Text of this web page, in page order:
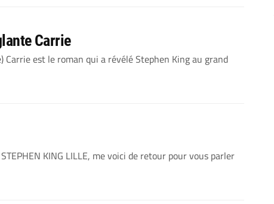
Carrie
Carrie est le roman qui a révélé Stephen King au grand
KING LILLE, me voici de retour pour vous parler